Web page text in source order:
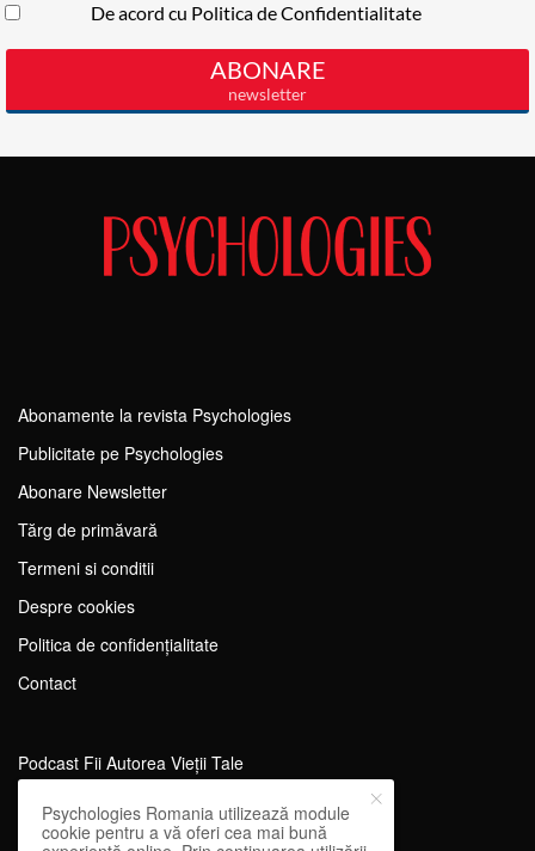
Abonamente la revista Psychologies
Publicitate pe Psychologies
Abonare Newsletter
Tărg de primăvară
Termeni si conditii
Despre cookies
Politica de confidențialitate
Contact
Podcast Fii Autorea Vieții Tale
Evenimente Fii Autoarea Vieții Tale!
SportEdu
Psychologies Romania utilizează module
cookie pentru a vă oferi cea mai bună